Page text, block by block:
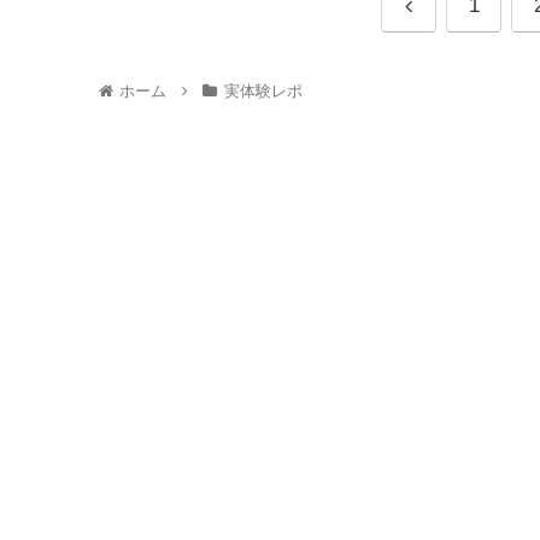
1
ホーム 実体験レポ